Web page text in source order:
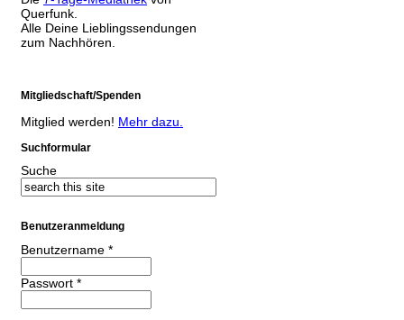
Querfunk.
Alle Deine Lieblingssendungen
zum Nachhören.
Mitgliedschaft/Spenden
Mitglied werden! Mehr dazu.
Suchformular
Suche
Benutzeranmeldung
Benutzername *
Passwort *